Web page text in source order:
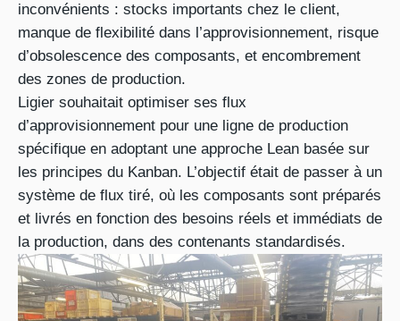
inconvénients : stocks importants chez le client,
manque de flexibilité dans l’approvisionnement, risque
d’obsolescence des composants, et encombrement
des zones de production.
Ligier souhaitait optimiser ses flux
d’approvisionnement pour une ligne de production
spécifique en adoptant une approche Lean basée sur
les principes du Kanban. L’objectif était de passer à un
système de flux tiré, où les composants sont préparés
et livrés en fonction des besoins réels et immédiats de
la production, dans des contenants standardisés.